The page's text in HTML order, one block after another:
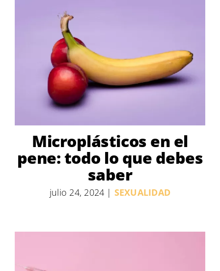
Microplásticos en el
pene: todo lo que debes
saber
julio 24, 2024 | SEXUALIDAD